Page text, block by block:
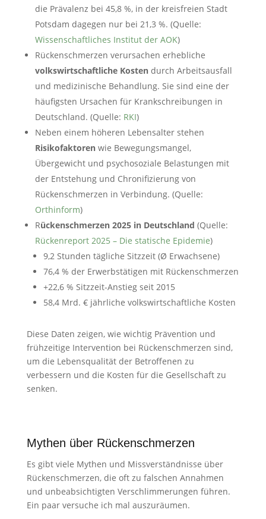
die Prävalenz bei 45,8 %, in der kreisfreien Stadt
Potsdam dagegen nur bei 21,3 %. (Quelle:
Wissenschaftliches Institut der AOK)
Rückenschmerzen verursachen erhebliche
volkswirtschaftliche Kostendurch Arbeitsausfall
und medizinische Behandlung. Sie sind eine der
häufigsten Ursachen für Krankschreibungen in
Deutschland. (Quelle: RKI)
Neben einem höheren Lebensalter stehen
Risikofaktorenwie Bewegungsmangel,
Übergewicht und psychosoziale Belastungen mit
der Entstehung und Chronifizierung von
Rückenschmerzen in Verbindung. (Quelle:
Orthinform)
Rückenschmerzen 2025 in Deutschland (Quelle:
Rückenreport 2025 – Die statische Epidemie)
9,2 Stunden tägliche Sitzzeit (Ø Erwachsene)
76,4 % der Erwerbstätigen mit Rückenschmerzen
+22,6 % Sitzzeit-Anstieg seit 2015
58,4 Mrd. € jährliche volkswirtschaftliche Kosten
Diese Daten zeigen, wie wichtig Prävention und
frühzeitige Intervention bei Rückenschmerzen sind,
um die Lebensqualität der Betroffenen zu
verbessern und die Kosten für die Gesellschaft zu
senken.
Mythen über Rückenschmerzen
Es gibt viele Mythen und Missverständnisse über
Rückenschmerzen, die oft zu falschen Annahmen
und unbeabsichtigten Verschlimmerungen führen.
Ein paar versuche ich mal auszuräumen.